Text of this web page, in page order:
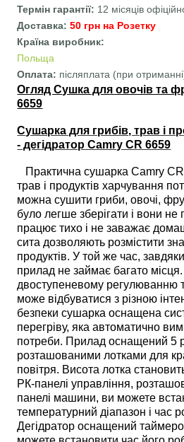
Термін гарантії: 12 місяців
Доставка:50 грн на Розетку
Країна виробник:
Польща
Оплата: післяплата (при
Огляд Сушка для овочів та
6659
Сушарка для грибів, трав і
- дегідратор Camry CR 6659
Практична сушарка Camry CR
трав і продуктів харчування
можна сушити гриби, овочі,
було легше зберігати і вони
працює тихо і не заважає
сита дозволяють розмістити
продуктів. У той же час,
прилад не займає багато
двоступеневому регулюванню
може відбуватися з різною
безпеки сушарка оснащена
перегріву, яка автоматично
потреби. Прилад оснащений 5
розташованими лотками для
повітря. Висота лотка
РК-панелі управління,
панелі машини, ви можете
температурний діапазон і час
Дегідратор оснащений